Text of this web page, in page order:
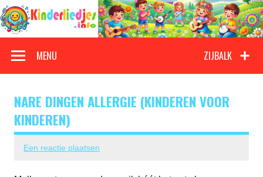
Doorgaan
naar
inhoud
Kinderliedjes
ZIJBALK
MENU
NARE DINGEN ALLERGIE (KINDEREN VOOR
KINDEREN)
Een reactie plaatsen